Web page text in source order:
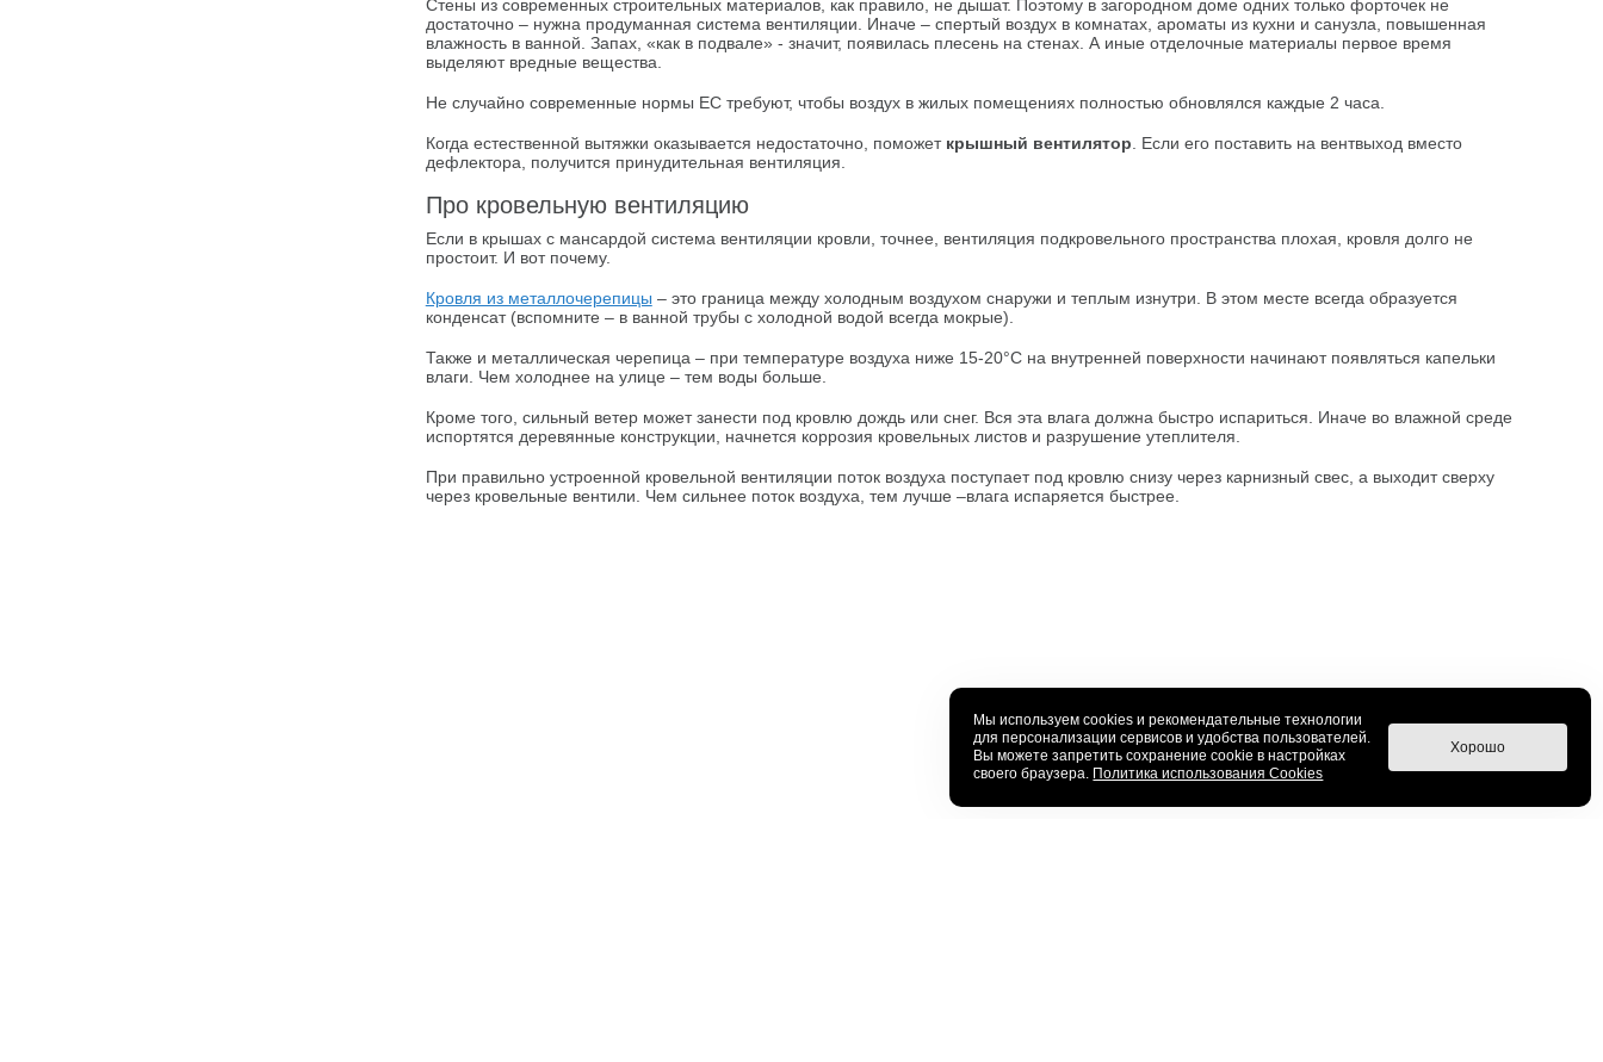
Стены из современных строительных материалов, как правило, не дышат. Поэтому в загородном доме одних только форточек не
достаточно – нужна продуманная система вентиляции. Иначе – спертый воздух в комнатах, ароматы из кухни и санузла, повышенная
влажность в ванной. Запах, «как в подвале» - значит, появилась плесень на стенах. А иные отделочные материалы первое время
выделяют вредные вещества.
Не случайно современные нормы ЕС требуют, чтобы воздух в жилых помещениях полностью обновлялся каждые 2 часа.
Когда естественной вытяжки оказывается недостаточно, поможет крышный вентилятор . Если его поставить на вентвыход вместо
дефлектора, получится принудительная вентиляция.
Про кровельную вентиляцию
Если в крышах с мансардой система вентиляции кровли, точнее, вентиляция подкровельного пространства плохая, кровля долго не
простоит. И вот почему.
Кровля из металлочерепицы – это граница между холодным воздухом снаружи и теплым изнутри. В этом месте всегда образуется
конденсат (вспомните – в ванной трубы с холодной водой всегда мокрые).
Также и металлическая черепица – при температуре воздуха ниже 15-20°C на внутренней поверхности начинают появляться капельки
влаги. Чем холоднее на улице – тем воды больше.
Кроме того, сильный ветер может занести под кровлю дождь или снег. Вся эта влага должна быстро испариться. Иначе во влажной среде
испортятся деревянные конструкции, начнется коррозия кровельных листов и разрушение утеплителя.
При правильно устроенной кровельной вентиляции поток воздуха поступает под кровлю снизу через карнизный свес, а выходит сверху
через кровельные вентили. Чем сильнее поток воздуха, тем лучше –влага испаряется быстрее.
Мы используем cookies и рекомендательные технологии
для персонализации сервисов и удобства пользователей.
Вы можете запретить сохранение cookie в настройках
своего браузера. Политика использования Cookies
Хорошо